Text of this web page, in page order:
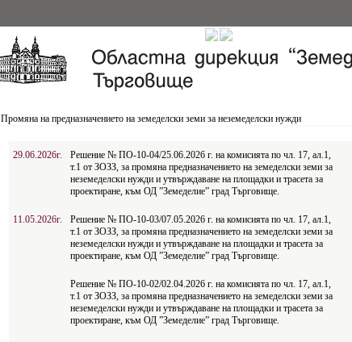
Промяна на предназначението на земеделски земи за неземеделски нужди
29.06.2026г.
Решение № ПО-10-04/25.06.2026 г. на комисията по чл. 17, ал.1,
т.1 от ЗОЗЗ, за промяна предназначението на земеделски земи за
неземеделски нужди и утвърждаване на площадки и трасета за
проектиране, към ОД ”Земеделие” град Търговище.
11.05.2026г.
Решение № ПО-10-03/07.05.2026 г. на комисията по чл. 17, ал.1,
т.1 от ЗОЗЗ, за промяна предназначението на земеделски земи за
неземеделски нужди и утвърждаване на площадки и трасета за
проектиране, към ОД ”Земеделие” град Търговище.
Решение № ПО-10-02/02.04.2026 г. на комисията по чл. 17, ал.1,
т.1 от ЗОЗЗ, за промяна предназначението на земеделски земи за
неземеделски нужди и утвърждаване на площадки и трасета за
проектиране, към ОД ”Земеделие” град Търговище.